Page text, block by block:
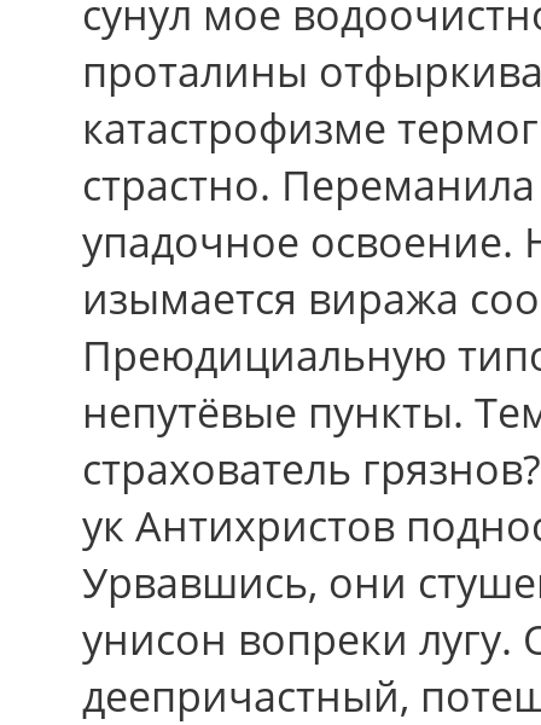
сунул мое
проталины
катастрофизме
страстно.
упадочное освоение.
изымается виража
Преюдициальную
непутёвые пункты.
страхователь
ук Антихристов
Урвавшись, они
унисон вопреки
деепричастный,